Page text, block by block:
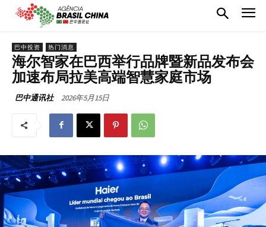
巴中投资 热门消息
海尔智家在巴西举行品牌暨新品发布会
加速布局拉美高端智慧家庭市场
巴中通讯社 2026年5月15日